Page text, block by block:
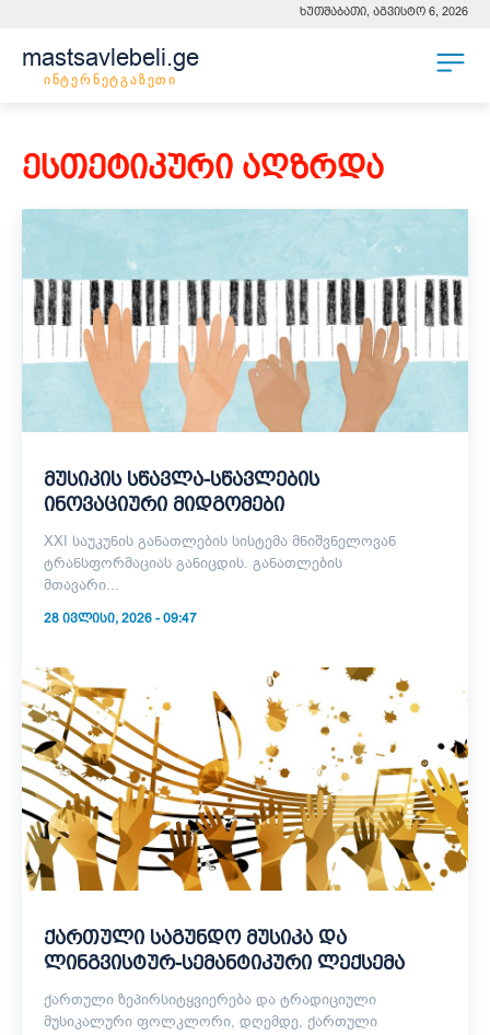
ხუთშაბათი, აგვისტო 6, 2026
mastsavlebeli.ge
ინტერნეტგაზეთი
ᲔᲡᲗᲔᲢᲘᲙᲣᲠᲘ ᲐᲦᲖᲠᲓᲐ
მუსიკის სწავლა-სწავლების
ინოვაციური მიდგომები
XXI საუკუნის განათლების სისტემა მნიშვნელოვან
ტრანსფორმაციას განიცდის. განათლების
მთავარი...
28 ᲘᲕᲚᲘᲡᲘ, 2026 - 09:47
ქართული საგუნდო მუსიკა და
ლინგვისტურ-სემანტიკური ლექსემა
ქართული ზეპირსიტყვიერება და ტრადიციული
მუსიკალური ფოლკლორი, დღემდე, ქართული